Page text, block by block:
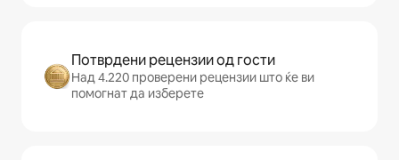
Потврдени рецензии од гости
Над 4.220 проверени рецензии што ќе ви
помогнат да изберете